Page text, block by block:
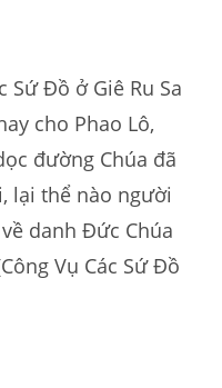
Sứ Đồ ở Giê Ru Sa
cho Phao Lô,
đường Chúa đã
lại thể nào người
danh Đức Chúa
Vụ Các Sứ Đồ